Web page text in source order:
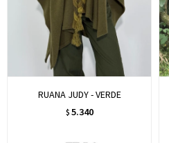
RUANA JUDY - VERDE
$ 5.340